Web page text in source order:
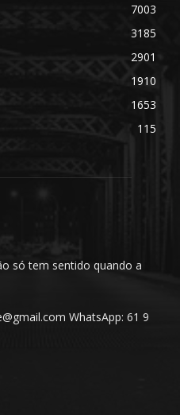
7003
3185
2901
1910
1653
115
só tem sentido quando a
WhatsApp: 61 9